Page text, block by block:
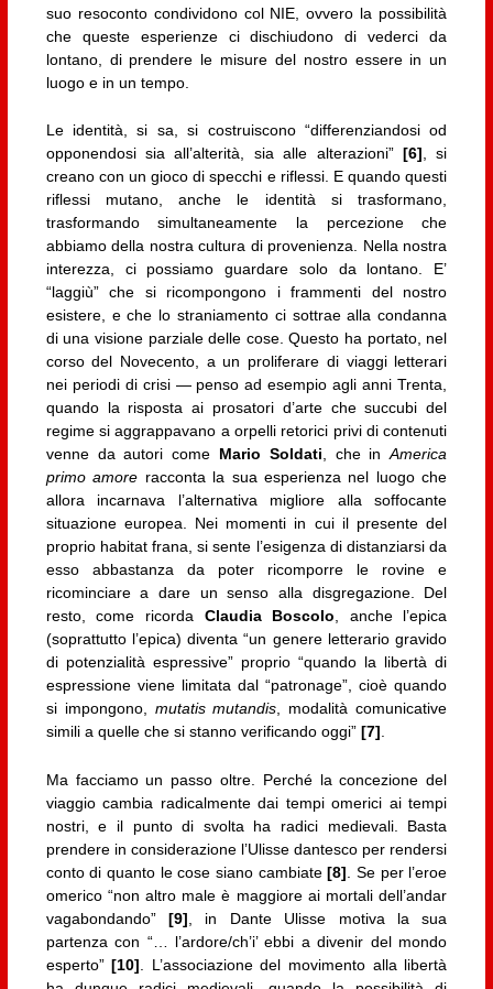
suo resoconto condividono col NIE, ovvero la possibilità
che queste esperienze ci dischiudono di vederci da
lontano, di prendere le misure del nostro essere in un
luogo e in un tempo.
Le identità, si sa, si costruiscono “differenziandosi od
opponendosi sia all’alterità, sia alle alterazioni” [6], si
creano con un gioco di specchi e riflessi. E quando questi
riflessi mutano, anche le identità si trasformano,
trasformando simultaneamente la percezione che
abbiamo della nostra cultura di provenienza. Nella nostra
interezza, ci possiamo guardare solo da lontano. E’
“laggiù” che si ricompongono i frammenti del nostro
esistere, e che lo straniamento ci sottrae alla condanna
di una visione parziale delle cose. Questo ha portato, nel
corso del Novecento, a un proliferare di viaggi letterari
nei periodi di crisi — penso ad esempio agli anni Trenta,
quando la risposta ai prosatori d’arte che succubi del
regime si aggrappavano a orpelli retorici privi di contenuti
venne da autori come Mario Soldati, che inAmerica
primo amore racconta la sua esperienza nel luogo che
allora incarnava l’alternativa migliore alla soffocante
situazione europea. Nei momenti in cui il presente del
proprio habitat frana, si sente l’esigenza di distanziarsi da
esso abbastanza da poter ricomporre le rovine e
ricominciare a dare un senso alla disgregazione. Del
resto, come ricorda Claudia Boscolo, anche l’epica
(soprattutto l’epica) diventa “un genere letterario gravido
di potenzialità espressive” proprio “quando la libertà di
espressione viene limitata dal “patronage”, cioè quando
si impongono, mutatis mutandis, modalità comunicative
simili a quelle che si stanno verificando oggi” [7].
Ma facciamo un passo oltre. Perché la concezione del
viaggio cambia radicalmente dai tempi omerici ai tempi
nostri, e il punto di svolta ha radici medievali. Basta
prendere in considerazione l’Ulisse dantesco per rendersi
conto di quanto le cose siano cambiate[8] . Se per l’eroe
omerico “non altro male è maggiore ai mortali dell’andar
vagabondando”[9] , in Dante Ulisse motiva la sua
partenza con “… l’ardore/ch’i’ ebbi a divenir del mondo
esperto”[10] . L’associazione del movimento alla libertà